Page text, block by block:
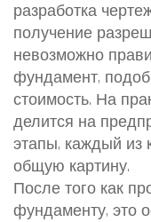
разработка
получение
невозможно
фундамент,
стоимость. На
делится на
этапы, каждый из
общую картину.
После того как
фундаменту, это